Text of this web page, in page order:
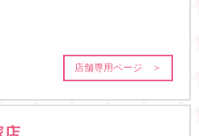
店舗専用ページ ＞